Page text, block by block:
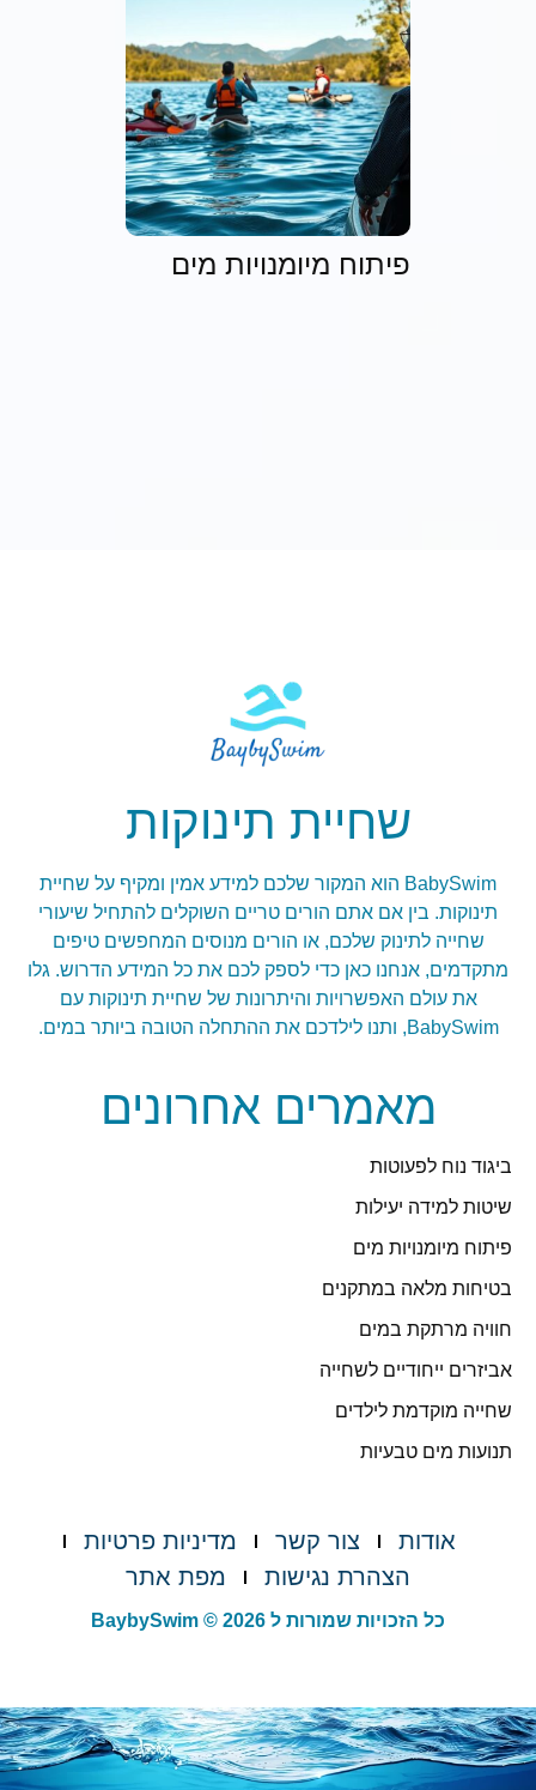
פיתוח מיומנויות מים
שחיית תינוקות
BabySwim הוא המקור שלכם למידע אמין ומקיף על שחיית
תינוקות. בין אם אתם הורים טריים השוקלים להתחיל שיעורי
שחייה לתינוק שלכם, או הורים מנוסים המחפשים טיפים
מתקדמים, אנחנו כאן כדי לספק לכם את כל המידע הדרוש. גלו
את עולם האפשרויות והיתרונות של שחיית תינוקות עם
BabySwim, ותנו לילדכם את ההתחלה הטובה ביותר במים.
מאמרים אחרונים
ביגוד נוח לפעוטות
שיטות למידה יעילות
פיתוח מיומנויות מים
בטיחות מלאה במתקנים
חוויה מרתקת במים
אביזרים ייחודיים לשחייה
שחייה מוקדמת לילדים
תנועות מים טבעיות
אודות צור קשר
מדיניות פרטיות
הצהרת נגישות
מפת אתר
כל הזכויות שמורות ל BaybySwim © 2026